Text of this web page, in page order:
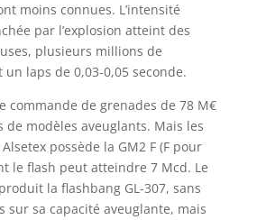
moins connues. L’intensité
par l’explosion atteint des
plusieurs millions de
laps de 0,03-0,05 seconde.
commande de grenades de 78 M€
de modèles aveuglants. Mais les
possède la GM2 F (F pour
le flash peut atteindre 7 Mcd. Le
la flashbang GL-307, sans
sur sa capacité aveuglante, mais